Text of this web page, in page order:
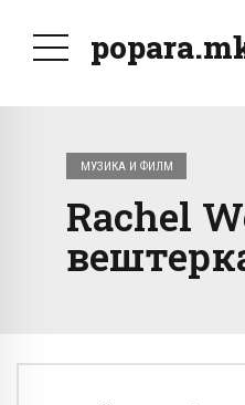
МУЗИКА И ФИЛМ
Rachel